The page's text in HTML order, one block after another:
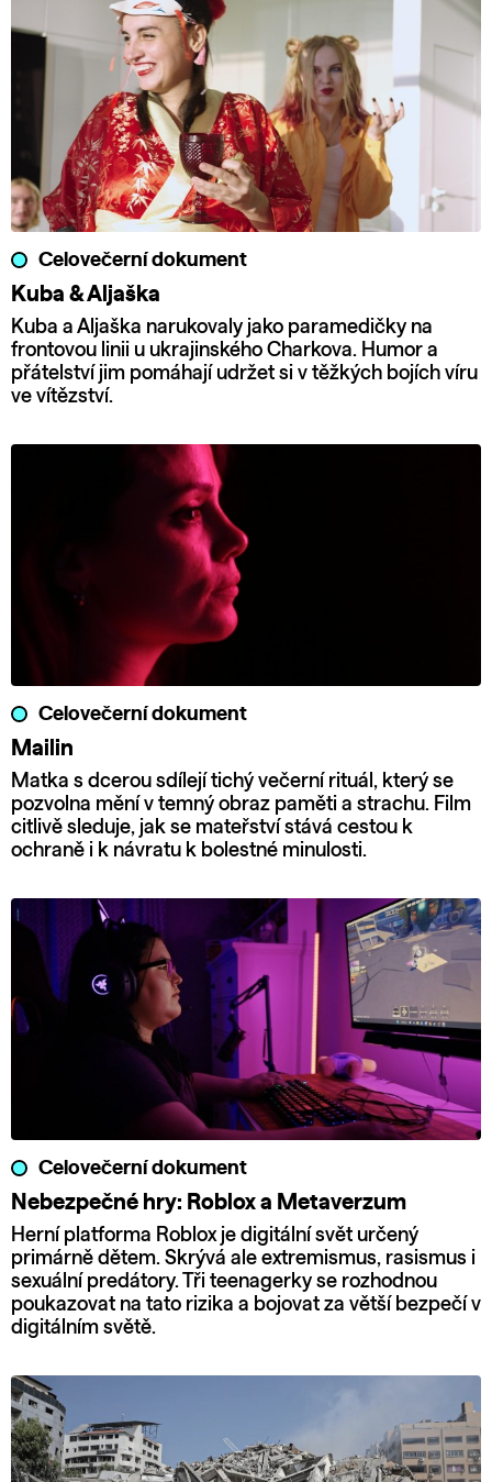
Celovečerní dokument
Kuba & Aljaška
Kuba a Aljaška narukovaly jako paramedičky na
frontovou linii u ukrajinského Charkova. Humor a
přátelství jim pomáhají udržet si v těžkých bojích víru
ve vítězství.
Celovečerní dokument
Mailin
Matka s dcerou sdílejí tichý večerní rituál, který se
pozvolna mění v temný obraz paměti a strachu. Film
citlivě sleduje, jak se mateřství stává cestou k
ochraně i k návratu k bolestné minulosti.
Celovečerní dokument
Nebezpečné hry: Roblox a Metaverzum
Herní platforma Roblox je digitální svět určený
primárně dětem. Skrývá ale extremismus, rasismus i
sexuální predátory. Tři teenagerky se rozhodnou
poukazovat na tato rizika a bojovat za větší bezpečí v
digitálním světě.